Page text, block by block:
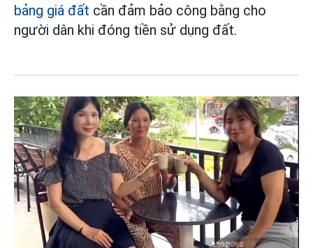
bảng giá đất cần đảm bảo công bằng cho
người dân khi đóng tiền sử dụng đất.